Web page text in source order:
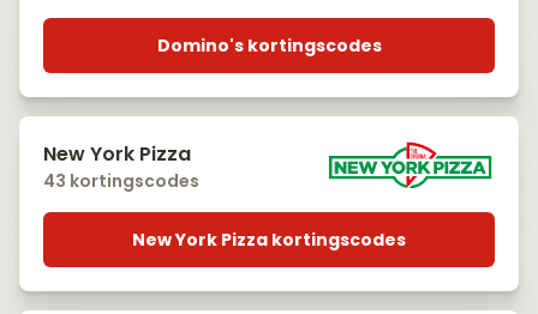
Domino's kortingscodes
New York Pizza
43 kortingscodes
New York Pizza kortingscodes